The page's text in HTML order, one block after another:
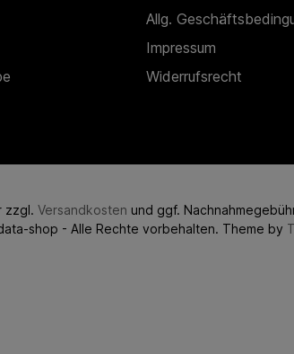
Allg.
Impressum
Widerrufsrecht
zzgl. Versandkosten und ggf.
shop - Alle Rechte vorbehalten. Theme by